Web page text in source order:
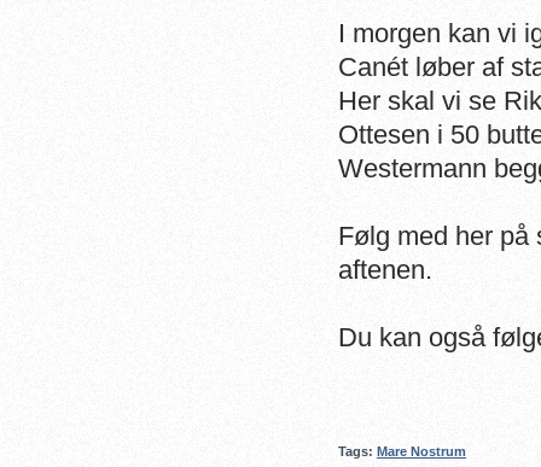
I morgen kan vi
Canét løber af
Her skal vi se
Ottesen i 50
Westermann
Følg med her på
aftenen.
Du kan også
Tags: Mare Nostrum